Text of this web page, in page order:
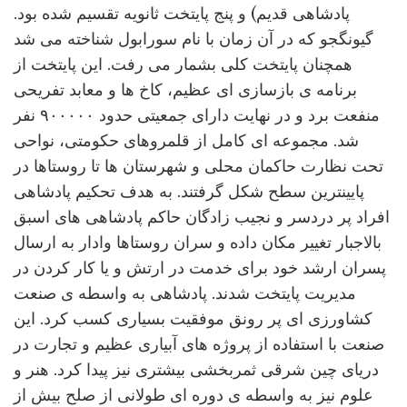
پادشاهی قدیم) و پنج پایتخت ثانویه تقسیم شده بود.
گیونگجو که در آن زمان با نام سورابول شناخته می شد
همچنان پایتخت کلی بشمار می رفت. این پایتخت از
برنامه ی بازسازی ای عظیم، کاخ ها و معابد تفریحی
منفعت برد‌ و در نهایت دارای جمعیتی حدود ۹۰۰۰۰۰ نفر
شد. مجموعه ای کامل از قلمروهای حکومتی، نواحی
تحت نظارت حاکمان محلی و شهرستان ها تا روستاها در
پایینترین سطح شکل گرفتند. به هدف تحکیم پادشاهی
افراد پر دردسر و نجیب زادگان حاکم پادشاهی های اسبق
بالاجبار تغییر مکان داده و سران روستاها وادار به ارسال
پسران ارشد خود برای خدمت در ارتش و یا کار کردن در
مدیریت پایتخت شدند. پادشاهی به واسطه ی صنعت
کشاورزی ای پر رونق موفقیت بسیاری کسب کرد. این
صنعت با استفاده از پروژه های آبیاری عظیم و تجارت در
دریای چین شرقی ثمربخشی بیشتری نیز پیدا کرد. هنر و
علوم نیز به واسطه ی دوره ای طولانی از صلح بیش از